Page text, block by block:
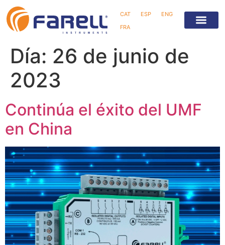
CAT ESP
ENG
FRA
Día: 26 de junio de
2023
Continúa el éxito del UMF
en China